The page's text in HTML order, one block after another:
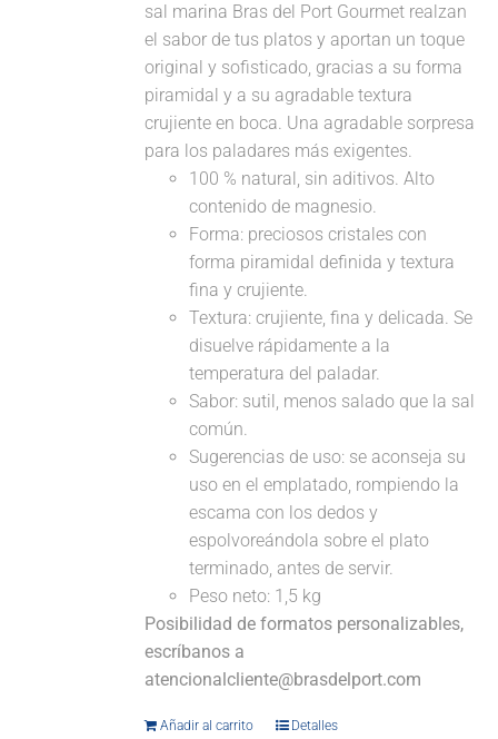
sal marina Bras del Port Gourmet realzan
el sabor de tus platos y aportan un toque
original y sofisticado, gracias a su forma
piramidal y a su agradable textura
crujiente en boca. Una agradable sorpresa
para los paladares más exigentes.
100 % natural, sin aditivos. Alto
contenido de magnesio.
Forma: preciosos cristales con
forma piramidal definida y textura
fina y crujiente.
Textura: crujiente, fina y delicada. Se
disuelve rápidamente a la
temperatura del paladar.
Sabor: sutil, menos salado que la sal
común.
Sugerencias de uso: se aconseja su
uso en el emplatado, rompiendo la
escama con los dedos y
espolvoreándola sobre el plato
terminado, antes de servir.
Peso neto: 1,5 kg
Posibilidad de formatos personalizables,
escríbanos a
atencionalcliente@brasdelport.com
Añadir al carrito Detalles